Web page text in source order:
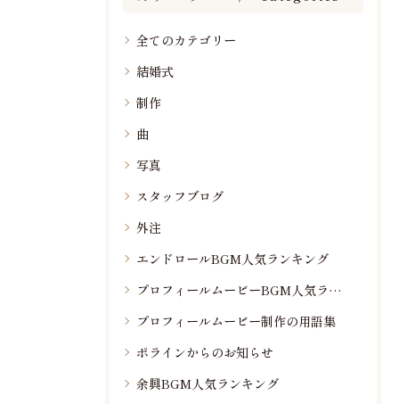
全てのカテゴリー
結婚式
制作
曲
写真
スタッフブログ
外注
エンドロールBGM人気ランキング
プロフィールムービーBGM人気ランキング
プロフィールムービー制作の用語集
ポラインからのお知らせ
余興BGM人気ランキング